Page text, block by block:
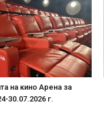
на кино Арена за
30.07.2026 г.